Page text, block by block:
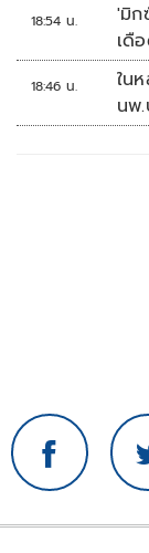
18:54 น.
'มิก
เดื
18:46 น.
ใน
นพ.